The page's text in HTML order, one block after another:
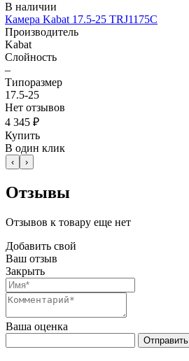
В наличии
Камера Kabat 17.5-25 TRJ1175C
Производитель
Kabat
Слойность
–
Типоразмер
17.5-25
Нет отзывов
4 345 ₽
Купить
В один клик
‹ ›
Отзывы
Отзывов к товару еще нет
Добавить свой
Ваш отзыв
Закрыть
Ваша оценка
Отправить